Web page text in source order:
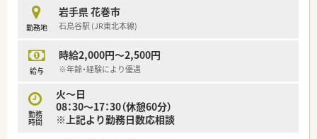
勤務地
岩手県 花巻市
石鳥谷駅 (JR東北本線)
給与
時給2,000円～2,500円
※年齢・経験により優遇
勤務
時間
火～日
08：30～17：30（休憩60分）
※上記より勤務日数応相談